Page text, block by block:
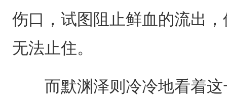
伤口，试图阻止鲜血的流出
无法止住。
而默渊泽则冷冷地看着这